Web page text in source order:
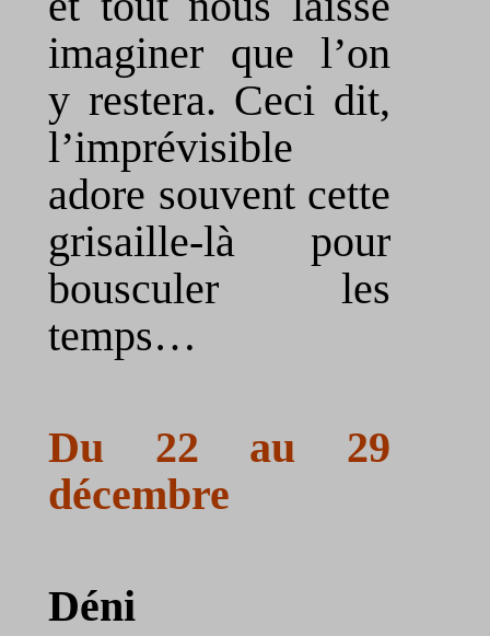
imaginer que l’on
y restera. Ceci dit,
l’imprévisible
adore souvent cette
grisaille-là pour
bousculer les
temps…
Du 22 au 29
décembre
Déni